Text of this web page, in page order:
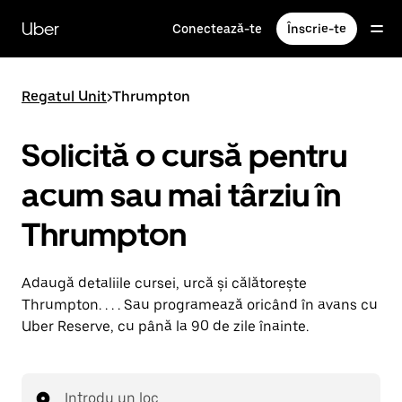
direct
conținutul
principal
Uber Conectează-te Înscrie-te
Regatul Unit>Thrumpton
Solicită o cursă pentru
acum sau mai târziu în
Thrumpton
Adaugă detaliile cursei, urcă și călătorește
Thrumpton. . . . Sau programează oricând în avans cu
Uber Reserve, cu până la 90 de zile înainte.
Introdu un loc